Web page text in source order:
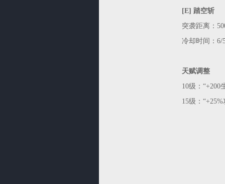
[E] 踏空斩
突袭距离：
冷却时间：6/
天赋调整
10级：“+200
15级：